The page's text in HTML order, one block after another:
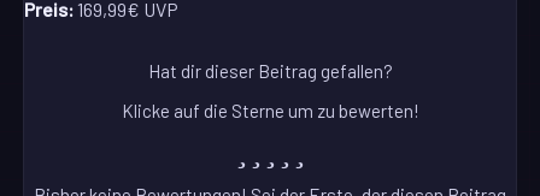
Preis:169,99€ UVP
Hat dir dieser Beitrag gefallen?
Klicke auf die Sterne um zu bewerten!